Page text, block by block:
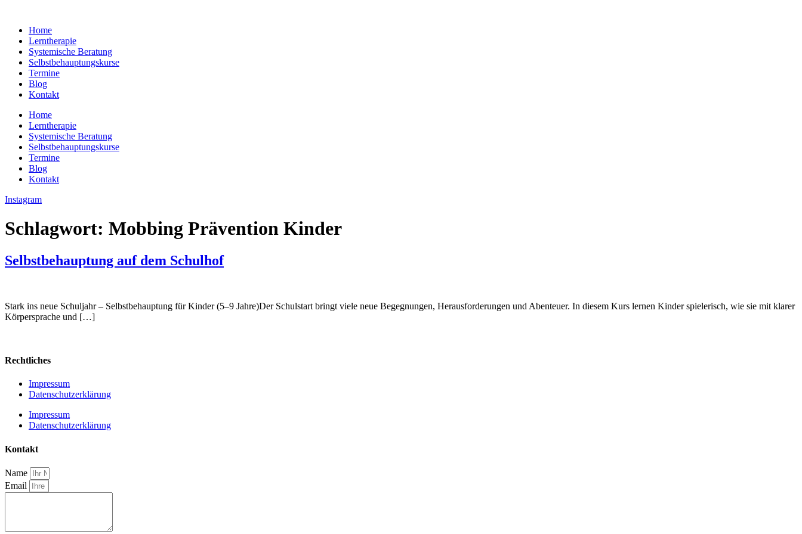
springenHome
Lerntherapie
Systemische Beratung
Selbstbehauptungskurse
Termine
Blog
Kontakt
Home
Lerntherapie
Systemische Beratung
Selbstbehauptungskurse
Termine
Blog
Kontakt
Instagram
Schlagwort: Mobbing Prävention Kinder
Selbstbehauptung auf dem Schulhof
Stark ins neue Schuljahr – Selbstbehauptung für Kinder (5–9 Jahre)Der Schulstart bringt viele neue Begegnungen, Herausforderungen und Abenteuer. In diesem Kurs lernen Kinder spielerisch, wie sie mit klarer
Körpersprache und […]
Rechtliches
Impressum
Datenschutzerklärung
Impressum
Datenschutzerklärung
Kontakt
Name
Email